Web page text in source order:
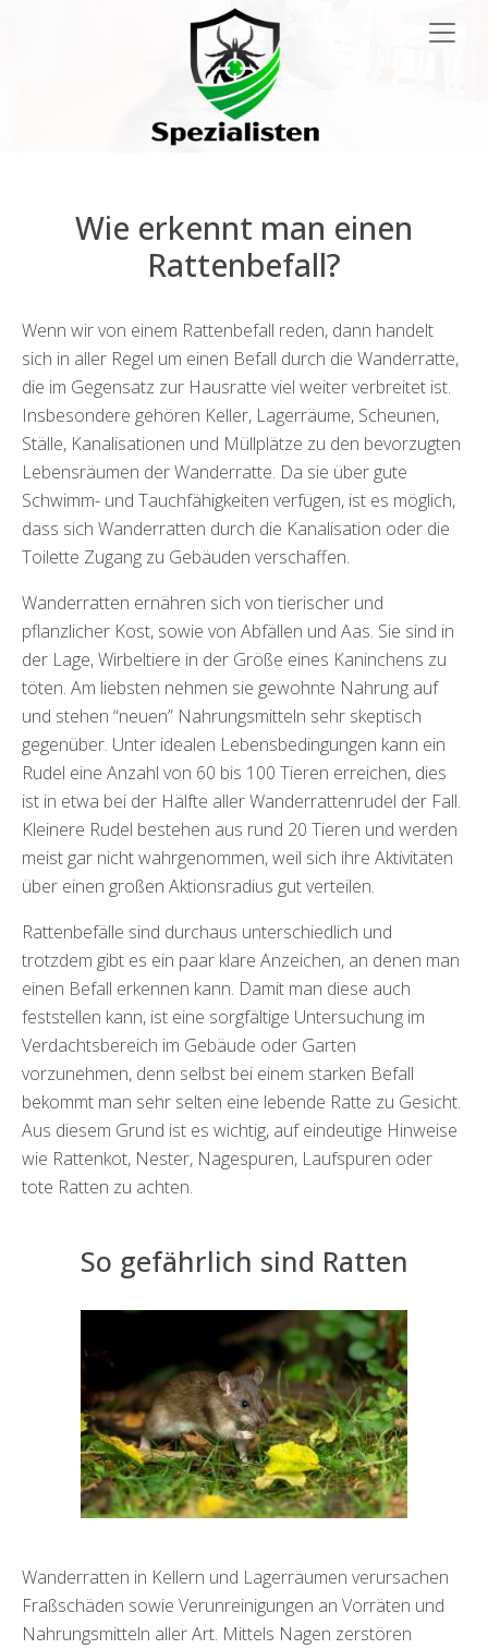
Hauptnavigation
Wie erkennt man einen
Rattenbefall?
Wenn wir von einem Rattenbefall reden, dann handelt
sich in aller Regel um einen Befall durch die Wanderratte,
die im Gegensatz zur Hausratte viel weiter verbreitet ist.
Insbesondere gehören Keller, Lagerräume, Scheunen,
Ställe, Kanalisationen und Müllplätze zu den bevorzugten
Lebensräumen der Wanderratte. Da sie über gute
Schwimm- und Tauchfähigkeiten verfügen, ist es möglich,
dass sich Wanderratten durch die Kanalisation oder die
Toilette Zugang zu Gebäuden verschaffen.
Wanderratten ernähren sich von tierischer und
pflanzlicher Kost, sowie von Abfällen und Aas. Sie sind in
der Lage, Wirbeltiere in der Größe eines Kaninchens zu
töten. Am liebsten nehmen sie gewohnte Nahrung auf
und stehen “neuen” Nahrungsmitteln sehr skeptisch
gegenüber. Unter idealen Lebensbedingungen kann ein
Rudel eine Anzahl von 60 bis 100 Tieren erreichen, dies
ist in etwa bei der Hälfte aller Wanderrattenrudel der Fall.
Kleinere Rudel bestehen aus rund 20 Tieren und werden
meist gar nicht wahrgenommen, weil sich ihre Aktivitäten
über einen großen Aktionsradius gut verteilen.
Rattenbefälle sind durchaus unterschiedlich und
trotzdem gibt es ein paar klare Anzeichen, an denen man
einen Befall erkennen kann. Damit man diese auch
feststellen kann, ist eine sorgfältige Untersuchung im
Verdachtsbereich im Gebäude oder Garten
vorzunehmen, denn selbst bei einem starken Befall
bekommt man sehr selten eine lebende Ratte zu Gesicht.
Aus diesem Grund ist es wichtig, auf eindeutige Hinweise
wie Rattenkot, Nester, Nagespuren, Laufspuren oder
tote Ratten zu achten.
So gefährlich sind Ratten
Wanderratten in Kellern und Lagerräumen verursachen
Fraßschäden sowie Verunreinigungen an Vorräten und
Nahrungsmitteln aller Art. Mittels Nagen zerstören